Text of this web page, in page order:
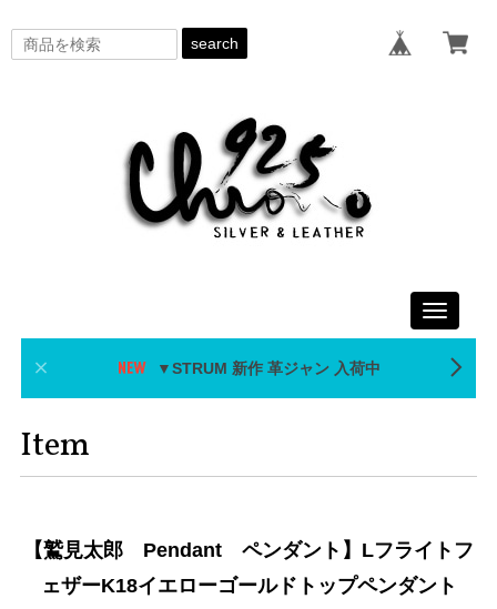
search
Toggle
▼STRUM 新作 革ジャン 入荷中
Item
【鷲見太郎 Pendant ペンダント】Lフライトフ
ェザーK18イエローゴールドトップペンダント